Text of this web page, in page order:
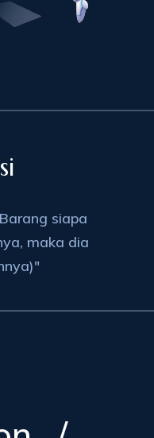
maka dia